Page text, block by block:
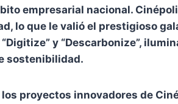
empresarial nacional.
lo que le valió el prestigioso
y “Descarbonize”,
sostenibilidad.
proyectos innovadores de